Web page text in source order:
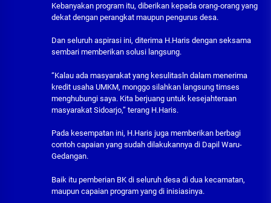
Kebanyakan program itu, diberikan kepada orang-orang yang
dekat dengan perangkat maupun pengurus desa.
Dan seluruh aspirasi ini, diterima H.Haris dengan seksama
sembari memberikan solusi langsung.
“Kalau ada masyarakat yang kesulitasln dalam menerima
kredit usaha UMKM, monggo silahkan langsung timses
menghubungi saya. Kita berjuang untuk kesejahteraan
masyarakat Sidoarjo,” terang H.Haris.
Pada kesempatan ini, H.Haris juga memberikan berbagi
contoh capaian yang sudah dilakukannya di Dapil Waru-
Gedangan.
Baik itu pemberian BK di seluruh desa di dua kecamatan,
maupun capaian program yang di inisiasinya.